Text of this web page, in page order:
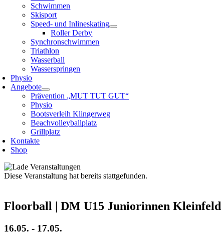
Schwimmen
Skisport
Speed- und Inlineskating
Roller Derby
Synchronschwimmen
Triathlon
Wasserball
Wasserspringen
Physio
Angebote
Prävention „MUT TUT GUT“
Physio
Bootsverleih Klingerweg
Beachvolleyballplatz
Grillplatz
Kontakte
Shop
Diese Veranstaltung hat bereits stattgefunden.
Floorball | DM U15 Juniorinnen Kleinfeld
16.05. - 17.05.